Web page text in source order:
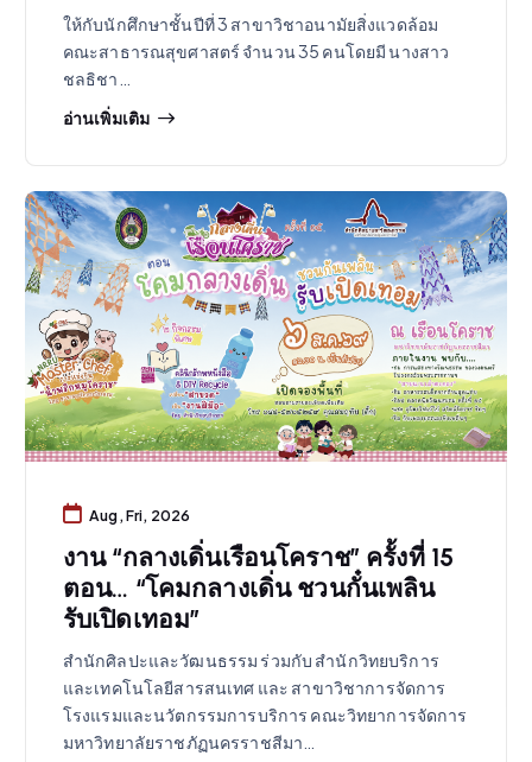
ให้กับนักศึกษาชั้นปีที่ 3 สาขาวิชาอนามัยสิ่งแวดล้อม
คณะสาธารณสุขศาสตร์ จำนวน 35 คนโดยมี นางสาว
ชลธิชา…
อ่านเพิ่มเติม
Aug, Fri, 2026
งาน “กลางเดิ่นเรือนโคราช” ครั้งที่ 15
ตอน… “โคมกลางเดิ่น ชวนกั๋นเพลิน
รับเปิดเทอม”
สำนักศิลปะและวัฒนธรรม ร่วมกับ สำนักวิทยบริการ
และเทคโนโลยีสารสนเทศ และ สาขาวิชาการจัดการ
โรงแรมและนวัตกรรมการบริการ คณะวิทยาการจัดการ
มหาวิทยาลัยราชภัฏนครราชสีมา…